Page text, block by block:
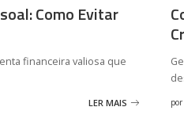
Como Evitar
financeira valiosa que
LER MAIS por